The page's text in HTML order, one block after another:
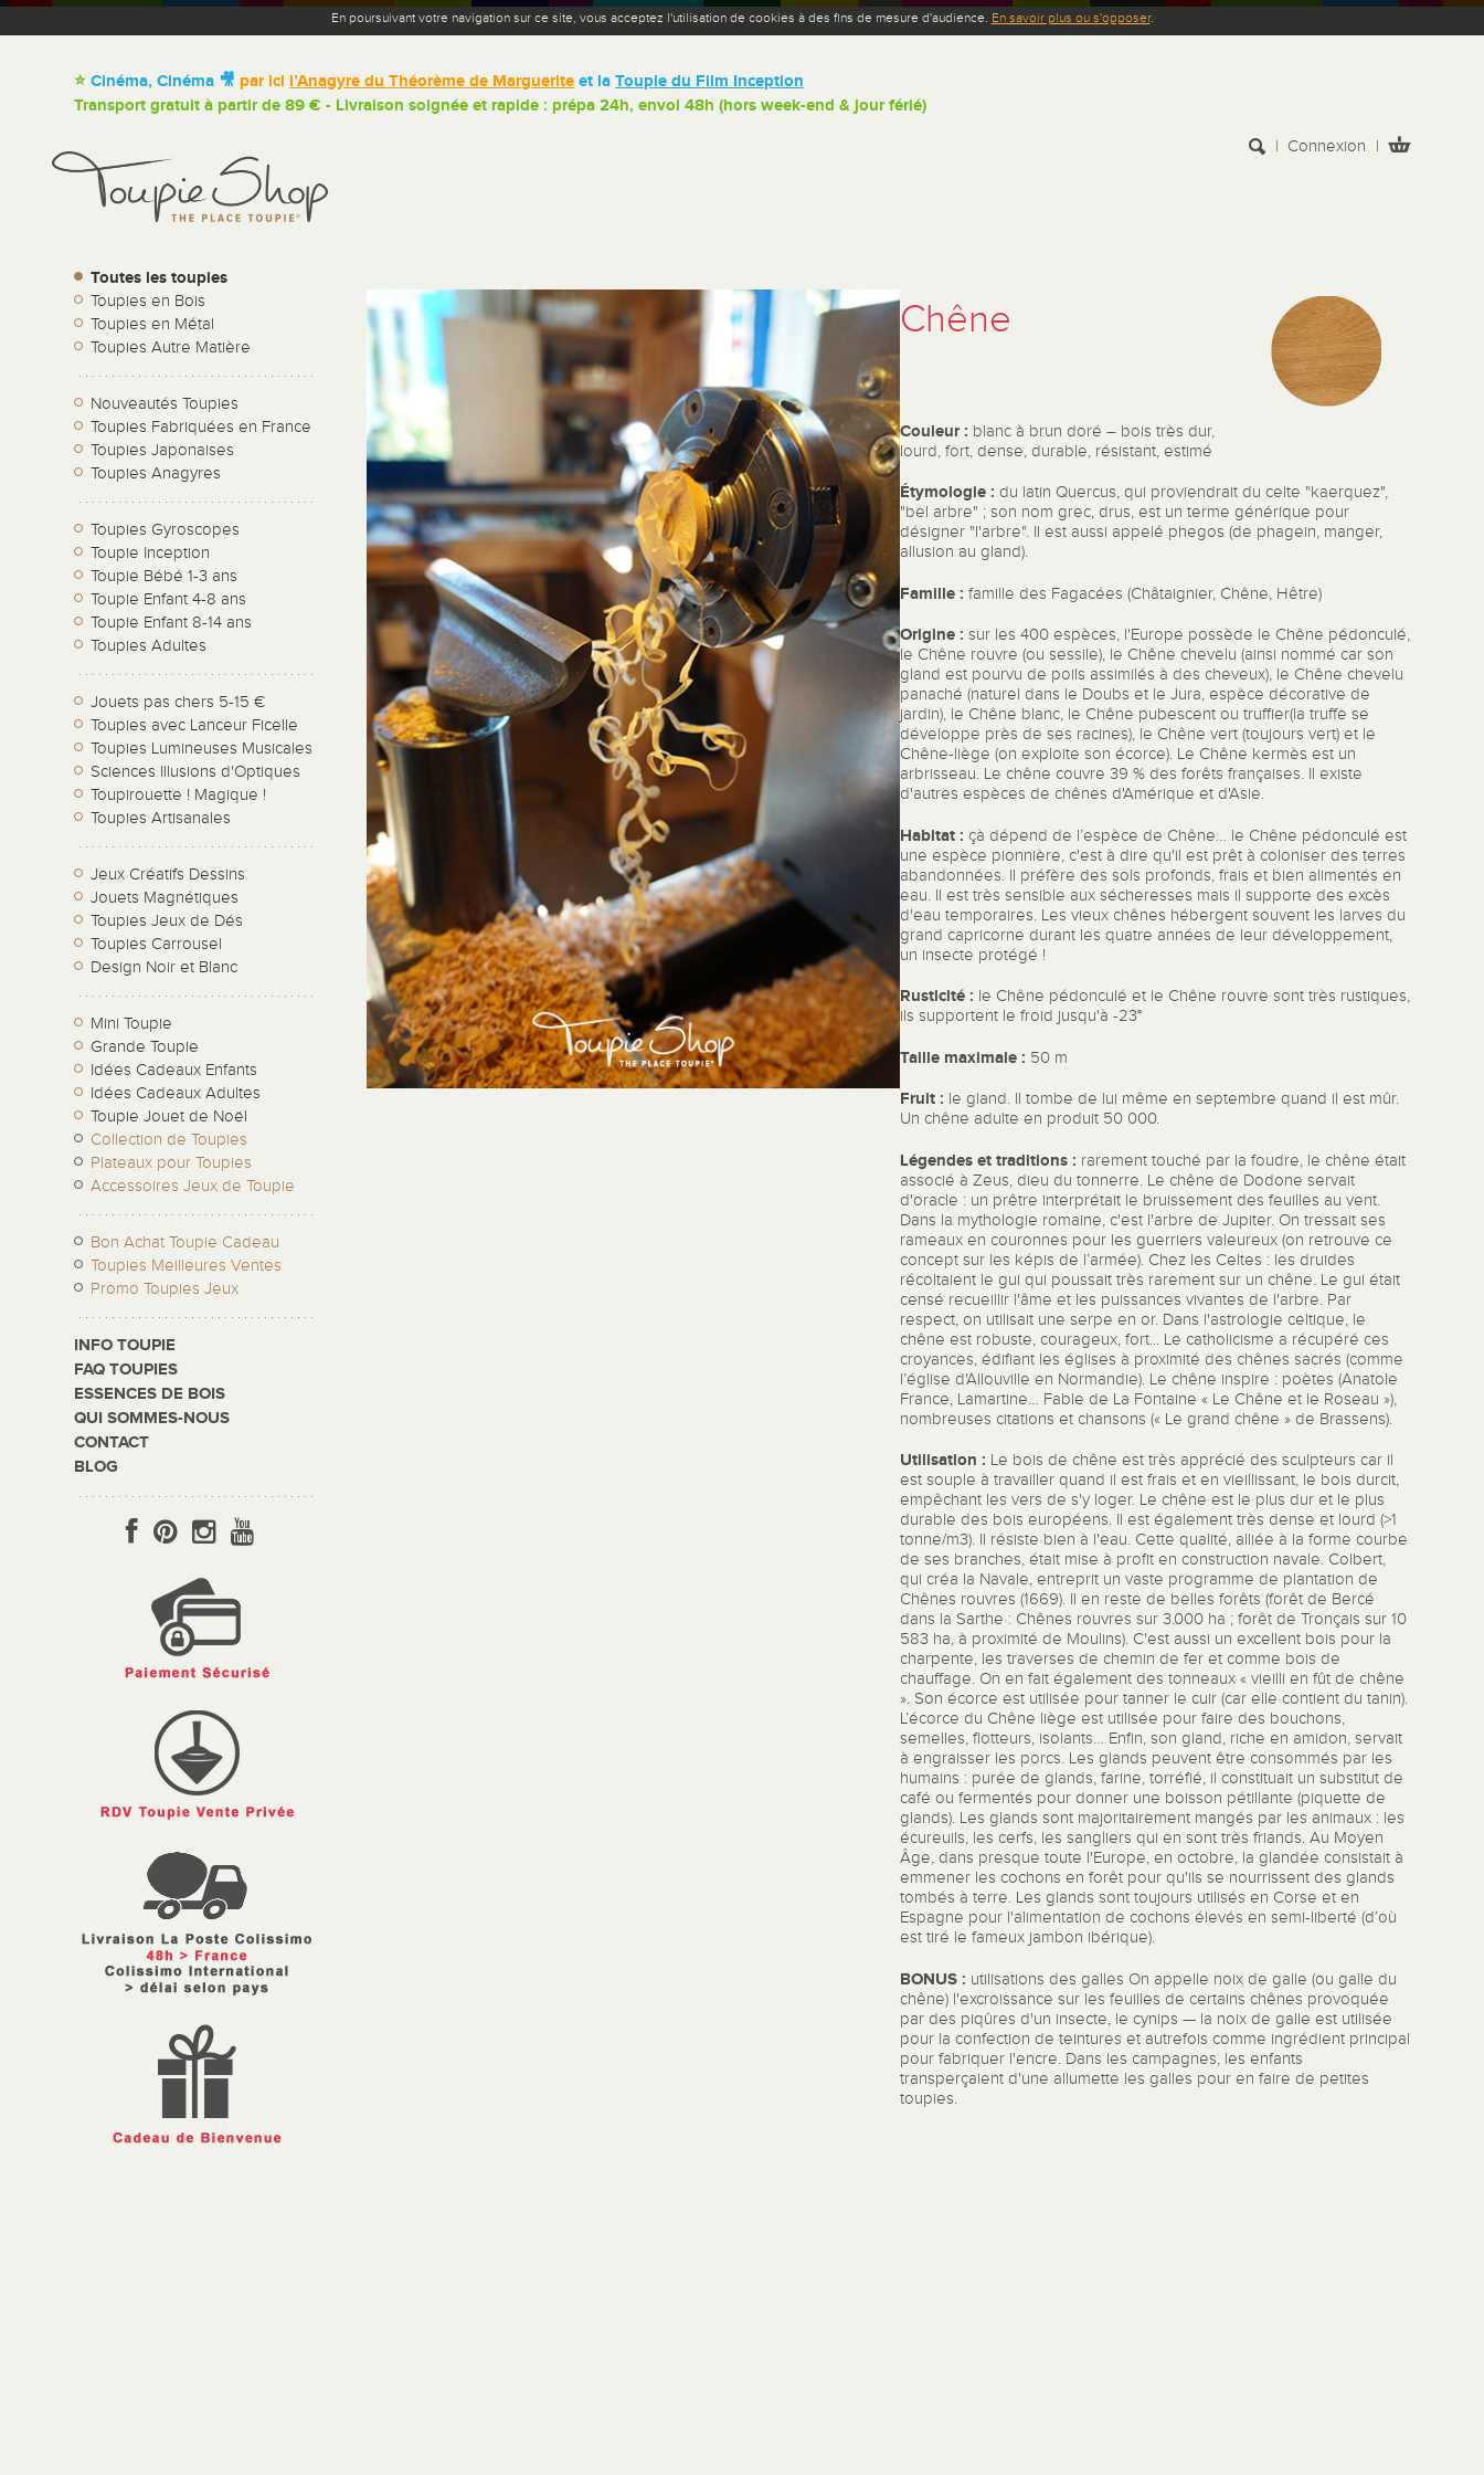
En poursuivant votre navigation sur ce site, vous acceptez l'utilisation de cookies à des fins de mesure d'audience. En savoir plus ou s'opposer.
⭐Cinéma, Cinéma 🎥 par ici l’Anagyre du Théorème de Marguerite et laToupie du Film Inception
Transport gratuit à partir de 89 € - Livraison soignée et rapide : prépa 24h, envoi 48h (hors week-end & jour férié)
Connexion
Toutes les toupies
Toupies en Bois
Toupies en Métal
Toupies Autre Matière
Nouveautés Toupies
Toupies Fabriquées en France
Toupies Japonaises
Toupies Anagyres
Toupies Gyroscopes
Toupie Inception
Toupie Bébé 1-3 ans
Toupie Enfant 4-8 ans
Toupie Enfant 8-14 ans
Toupies Adultes
Jouets pas chers 5-15 €
Toupies avec Lanceur Ficelle
Toupies Lumineuses Musicales
Sciences Illusions d'Optiques
Toupirouette ! Magique !
Toupies Artisanales
Jeux Créatifs Dessins
Jouets Magnétiques
Toupies Jeux de Dés
Toupies Carrousel
Design Noir et Blanc
Mini Toupie
Grande Toupie
Idées Cadeaux Enfants
Idées Cadeaux Adultes
Toupie Jouet de Noël
Collection de Toupies
Plateaux pour Toupies
Accessoires Jeux de Toupie
Bon Achat Toupie Cadeau
Toupies Meilleures Ventes
Promo Toupies Jeux
INFO TOUPIE
FAQ TOUPIES
ESSENCES DE BOIS
QUI SOMMES-NOUS
CONTACT
BLOG
Chêne
Couleur : blanc à brun doré – bois très dur,
lourd, fort, dense, durable, résistant, estimé
Étymologie : du latin Quercus, qui proviendrait du celte "kaerquez",
"bel arbre" ; son nom grec, drus, est un terme générique pour
désigner "l'arbre". Il est aussi appelé phegos (de phagein, manger,
allusion au gland).
Famille : famille des Fagacées (Châtaignier, Chêne, Hêtre)
Origine : sur les 400 espèces, l'Europe possède le Chêne pédonculé,
le Chêne rouvre (ou sessile), le Chêne chevelu (ainsi nommé car son
gland est pourvu de poils assimilés à des cheveux), le Chêne chevelu
panaché (naturel dans le Doubs et le Jura, espèce décorative de
jardin), le Chêne blanc, le Chêne pubescent ou truffier(la truffe se
développe près de ses racines), le Chêne vert (toujours vert) et le
Chêne-liège (on exploite son écorce). Le Chêne kermès est un
arbrisseau. Le chêne couvre 39 % des forêts françaises. Il existe
d'autres espèces de chênes d'Amérique et d'Asie.
Habitat : çà dépend de l’espèce de Chêne… le Chêne pédonculé est
une espèce pionnière, c'est à dire qu'il est prêt à coloniser des terres
abandonnées. Il préfère des sols profonds, frais et bien alimentés en
eau. Il est très sensible aux sécheresses mais il supporte des excès
d'eau temporaires. Les vieux chênes hébergent souvent les larves du
grand capricorne durant les quatre années de leur développement,
un insecte protégé !
Rusticité : le Chêne pédonculé et le Chêne rouvre sont très rustiques,
ils supportent le froid jusqu'à -23°
Taille maximale : 50 m
Fruit : le gland. Il tombe de lui même en septembre quand il est mûr.
Un chêne adulte en produit 50 000.
Légendes et traditions : rarement touché par la foudre, le chêne était
associé à Zeus, dieu du tonnerre. Le chêne de Dodone servait
d'oracle : un prêtre interprétait le bruissement des feuilles au vent.
Dans la mythologie romaine, c'est l'arbre de Jupiter. On tressait ses
rameaux en couronnes pour les guerriers valeureux (on retrouve ce
concept sur les képis de l’armée). Chez les Celtes : les druides
récoltaient le gui qui poussait très rarement sur un chêne. Le gui était
censé recueillir l'âme et les puissances vivantes de l'arbre. Par
respect, on utilisait une serpe en or. Dans l'astrologie celtique, le
chêne est robuste, courageux, fort... Le catholicisme a récupéré ces
croyances, édifiant les églises à proximité des chênes sacrés (comme
l’église d'Allouville en Normandie). Le chêne inspire : poètes (Anatole
France, Lamartine… Fable de La Fontaine « Le Chêne et le Roseau »),
nombreuses citations et chansons (« Le grand chêne » de Brassens).
Utilisation : Le bois de chêne est très apprécié des sculpteurs car il
est souple à travailler quand il est frais et en vieillissant, le bois durcit,
empêchant les vers de s'y loger. Le chêne est le plus dur et le plus
durable des bois européens. Il est également très dense et lourd (>1
tonne/m3). Il résiste bien à l'eau. Cette qualité, alliée à la forme courbe
de ses branches, était mise à profit en construction navale. Colbert,
qui créa la Navale, entreprit un vaste programme de plantation de
Chênes rouvres (1669). Il en reste de belles forêts (forêt de Bercé
dans la Sarthe : Chênes rouvres sur 3.000 ha ; forêt de Tronçais sur 10
583 ha, à proximité de Moulins). C'est aussi un excellent bois pour la
charpente, les traverses de chemin de fer et comme bois de
chauffage. On en fait également des tonneaux « vieilli en fût de chêne
». Son écorce est utilisée pour tanner le cuir (car elle contient du tanin).
L’écorce du Chêne liège est utilisée pour faire des bouchons,
semelles, flotteurs, isolants… Enfin, son gland, riche en amidon, servait
à engraisser les porcs. Les glands peuvent être consommés par les
humains : purée de glands, farine, torréfié, il constituait un substitut de
café ou fermentés pour donner une boisson pétillante (piquette de
glands). Les glands sont majoritairement mangés par les animaux : les
écureuils, les cerfs, les sangliers qui en sont très friands. Au Moyen
Âge, dans presque toute l'Europe, en octobre, la glandée consistait à
emmener les cochons en forêt pour qu'ils se nourrissent des glands
tombés à terre. Les glands sont toujours utilisés en Corse et en
Espagne pour l'alimentation de cochons élevés en semi-liberté (d’où
est tiré le fameux jambon ibérique).
BONUS : utilisations des galles On appelle noix de galle (ou galle du
chêne) l'excroissance sur les feuilles de certains chênes provoquée
par des piqûres d'un insecte, le cynips — la noix de galle est utilisée
pour la confection de teintures et autrefois comme ingrédient principal
pour fabriquer l'encre. Dans les campagnes, les enfants
transperçaient d'une allumette les galles pour en faire de petites
toupies.